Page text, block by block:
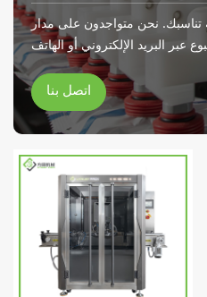
تناسبك. نحن متواجدون على مدار
اتصل بنا